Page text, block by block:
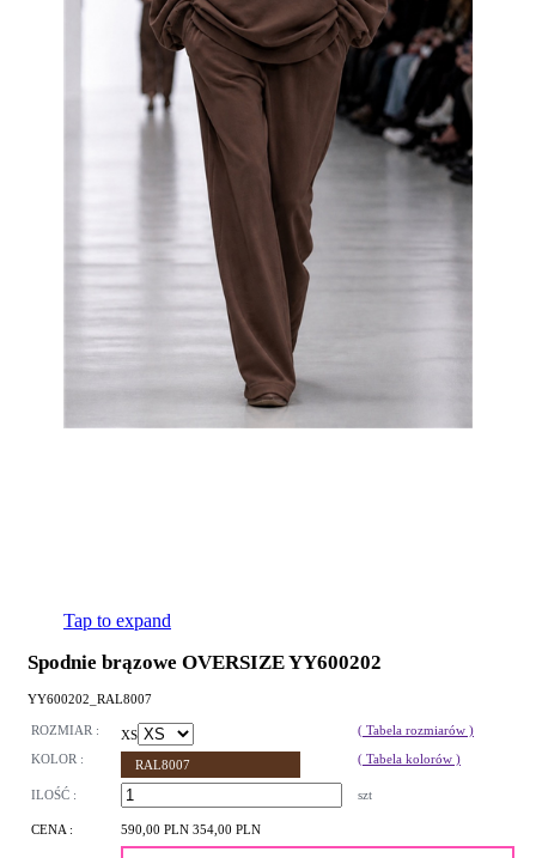
Tap to expand
Spodnie brązowe OVERSIZE YY600202
YY600202_RAL8007
ROZMIAR : XS
( Tabela rozmiarów )
KOLOR :
RAL8007 ( Tabela kolorów )
ILOŚĆ : szt
CENA : 590,00 PLN 354,00 PLN